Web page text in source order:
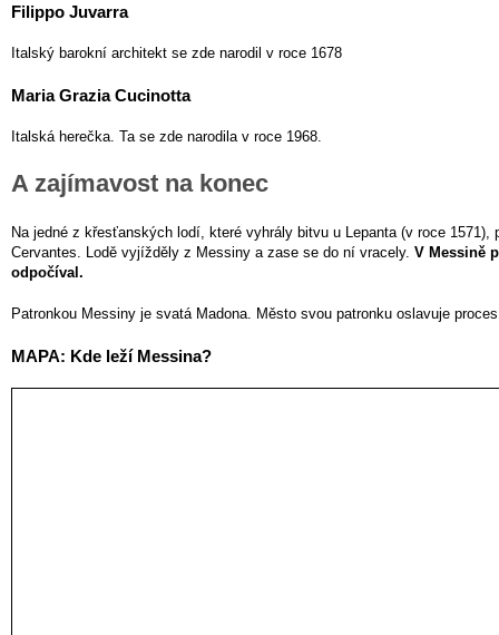
Filippo Juvarra
Italský barokní architekt se zde narodil v roce 1678
Maria Grazia Cucinotta
Italská herečka. Ta se zde narodila v roce 1968.
A zajímavost na konec
Na jedné z křesťanských lodí, které vyhrály bitvu u Lepanta (v roce
Cervantes. Lodě vyjížděly z Messiny a zase se do ní vracely. V Messině
odpočíval.
Patronkou Messiny je svatá Madona. Město svou patronku oslavuje
MAPA: Kde leží Messina?